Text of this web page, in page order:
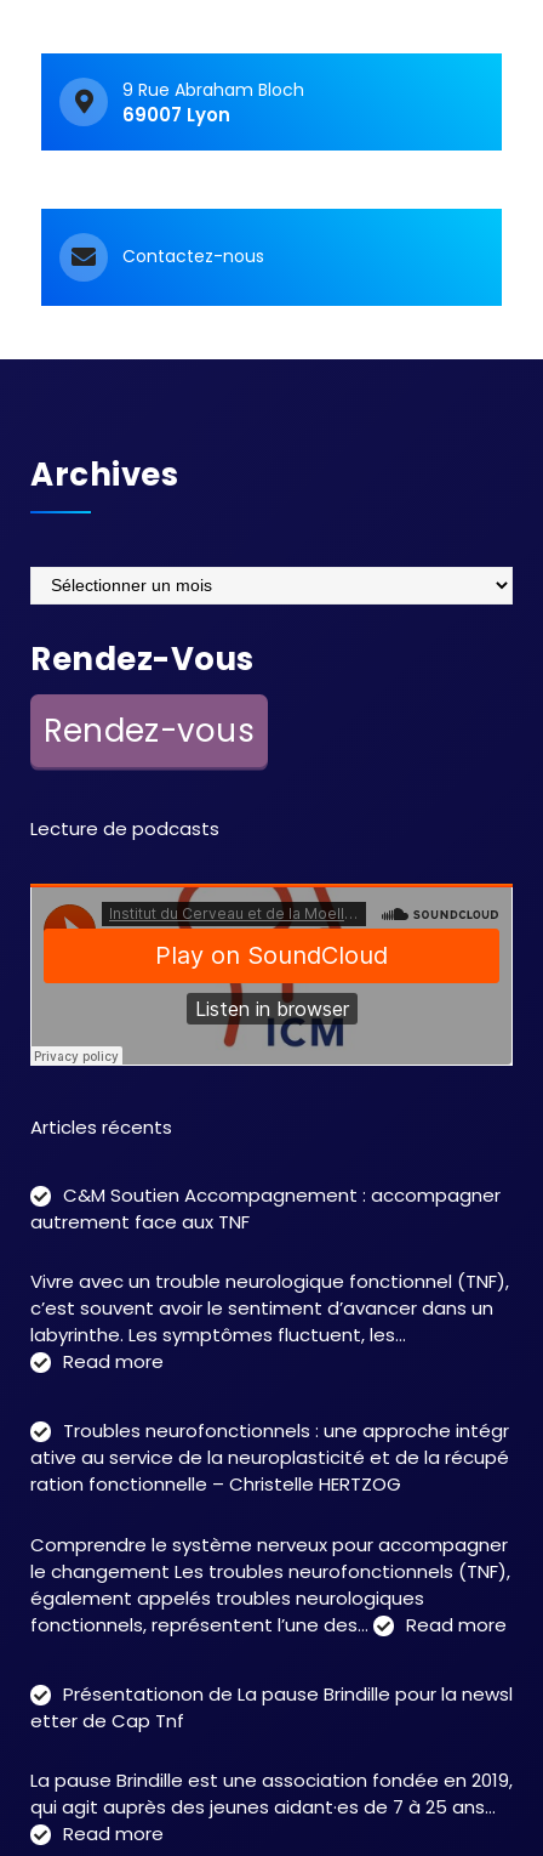
9 Rue Abraham Bloch
69007 Lyon
Contactez-nous
Archives
Archives
Rendez-Vous
Rendez-vous
Lecture de podcasts
Articles récents
C&M Soutien Accompagnement : accompagner
autrement face aux TNF
Vivre avec un trouble neurologique fonctionnel (TNF),
c’est souvent avoir le sentiment d’avancer dans un
labyrinthe. Les symptômes fluctuent, les…
Read more
Accompagnement
:
accompagner
face
aux
TNF
Troubles neurofonctionnels : une approche intégr
ative au service de la neuroplasticité et de la récupé
ration fonctionnelle – Christelle HERTZOG
Comprendre le système nerveux pour accompagner
le changement Les troubles neurofonctionnels (TNF),
également appelés troubles neurologiques
fonctionnels, représentent l’une des…
Read more
:
Présentationon de La pause Brindille pour la newsl
etter de Cap Tnf
La pause Brindille est une association fondée en 2019,
qui agit auprès des jeunes aidant·es de 7 à 25 ans…
Read more